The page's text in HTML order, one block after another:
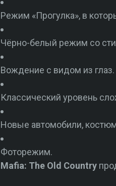
Режим «Прогулка», в
Чёрно-белый режим со
Вождение с видом из глаз.
Классический уровень
Новые автомобили,
Фоторежим.
Mafia: The Old Country